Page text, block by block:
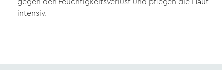
intensiv.